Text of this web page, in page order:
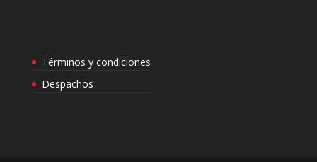
Términos y condiciones
Despachos